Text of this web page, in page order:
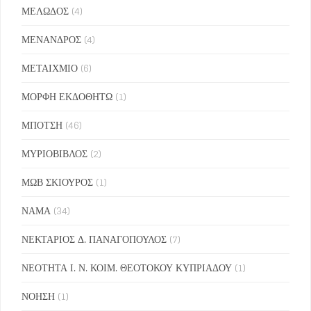
ΜΕΛΩΔΟΣ (4)
ΜΕΝΑΝΔΡΟΣ (4)
ΜΕΤΑΙΧΜΙΟ (6)
ΜΟΡΦΗ ΕΚΔΟΘΗΤΩ (1)
ΜΠΟΤΣΗ (46)
ΜΥΡΙΟΒΙΒΛΟΣ (2)
ΜΩΒ ΣΚΙΟΥΡΟΣ (1)
ΝΑΜΑ (34)
ΝΕΚΤΑΡΙΟΣ Δ. ΠΑΝΑΓΟΠΟΥΛΟΣ (7)
ΝΕΟΤΗΤΑ Ι. Ν. ΚΟΙΜ. ΘΕΟΤΟΚΟΥ ΚΥΠΡΙΑΔΟΥ (1)
ΝΟΗΣΗ (1)